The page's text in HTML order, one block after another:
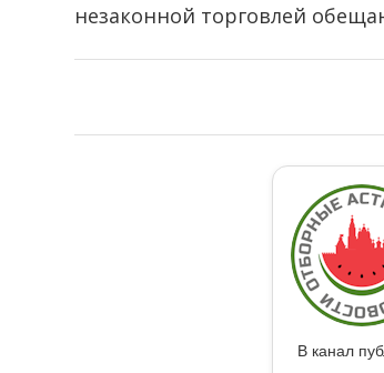
незаконной торговлей
В канал